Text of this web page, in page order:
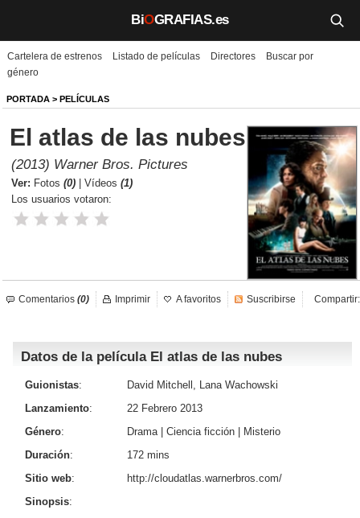
BiOGRAFIAS.es
Biografías
Películas
TV
Música
Un día como hoy
Iniciar sesión Crear cuenta
Cartelera de estrenos Listado de películas Directores
Buscar por
género
PORTADA > PELÍCULAS
El atlas de las nubes
(2013) Warner Bros. Pictures
Ver: Fotos (0) Vídeos (1)
Los usuarios votaron:
Comentarios (0) Compartir:
Imprimir A favoritos Suscribirse
Datos de la película El atlas de las nubes
Guionistas:
David Mitchell, Lana Wachowski
Lanzamiento:
22 Febrero 2013
Género: Drama| Ciencia ficción
Misterio
Duración:
172 mins
Sitio web:
http://cloudatlas.warnerbros.com/
Sinopsis: